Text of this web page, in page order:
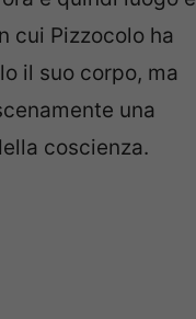
cui Pizzocolo ha
il suo corpo, ma
una
coscienza.